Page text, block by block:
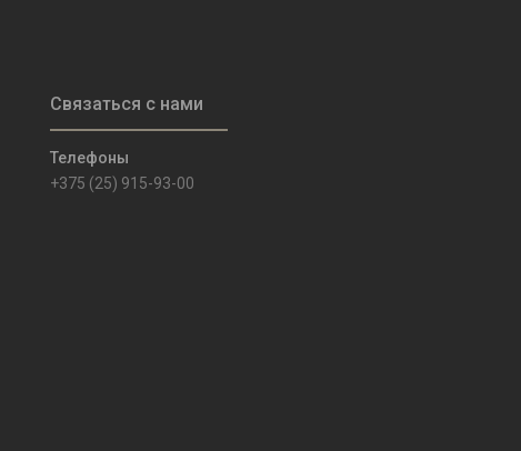
+375 (25) 915-93-00